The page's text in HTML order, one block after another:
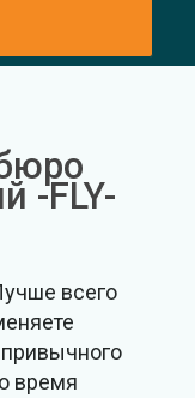
-FLY-
всего
привычного
время